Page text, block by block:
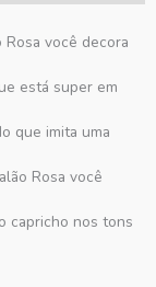
você decora
está super em
que imita uma
Rosa você
capricho nos tons